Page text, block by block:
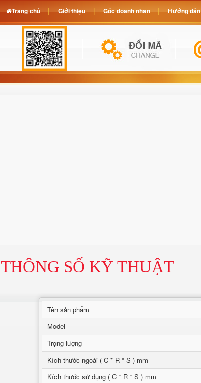
THÔNG SỐ KỸ THUẬT
Tên sản phẩm
Model
Trọng lượng
Kích thước ngoài ( C * R * S ) mm
Kích thước sử dụng ( C * R * S ) mm
Trang chủ Giới thiệu Góc doanh nhân Hướng